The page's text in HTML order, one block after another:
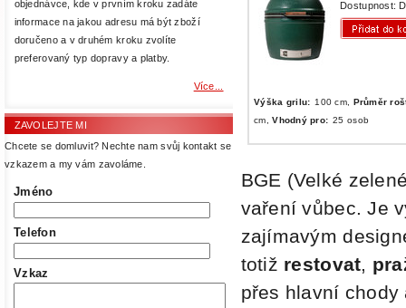
objednávce, kde v prvním kroku zadáte
informace na jakou adresu má být zboží
doručeno a v druhém kroku zvolíte
preferovaný typ dopravy a platby.
Více...
ZAVOLEJTE MI
Chcete se domluvit? Nechte nam svůj kontakt se
vzkazem a my vám zavoláme.
Jméno
Telefon
Vzkaz
Dostupnost:
Výška grilu: 100 cm, Průměr
cm,Vhodný pro: 25 osob
BGE (Velké
vaření vůbec. Je
zajímavým
totiž restovat,
přes hlavní